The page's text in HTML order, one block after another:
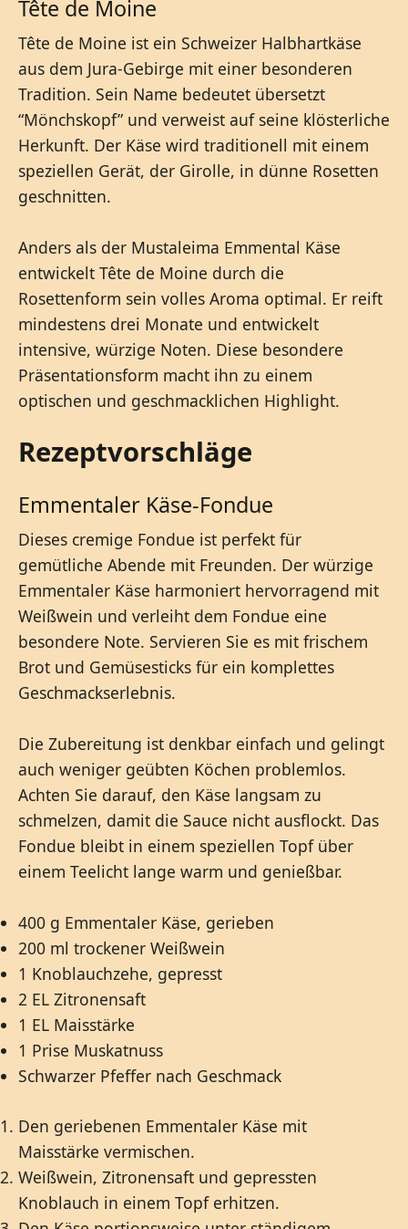
Tête de Moine
Tête de Moine ist ein Schweizer Halbhartkäse
aus dem Jura-Gebirge mit einer besonderen
Tradition. Sein Name bedeutet übersetzt
“Mönchskopf” und verweist auf seine klösterliche
Herkunft. Der Käse wird traditionell mit einem
speziellen Gerät, der Girolle, in dünne Rosetten
geschnitten.
Anders als der Mustaleima Emmental Käse
entwickelt Tête de Moine durch die
Rosettenform sein volles Aroma optimal. Er reift
mindestens drei Monate und entwickelt
intensive, würzige Noten. Diese besondere
Präsentationsform macht ihn zu einem
optischen und geschmacklichen Highlight.
Rezeptvorschläge
Emmentaler Käse-Fondue
Dieses cremige Fondue ist perfekt für
gemütliche Abende mit Freunden. Der würzige
Emmentaler Käse harmoniert hervorragend mit
Weißwein und verleiht dem Fondue eine
besondere Note. Servieren Sie es mit frischem
Brot und Gemüsesticks für ein komplettes
Geschmackserlebnis.
Die Zubereitung ist denkbar einfach und gelingt
auch weniger geübten Köchen problemlos.
Achten Sie darauf, den Käse langsam zu
schmelzen, damit die Sauce nicht ausflockt. Das
Fondue bleibt in einem speziellen Topf über
einem Teelicht lange warm und genießbar.
400 g Emmentaler Käse, gerieben
200 ml trockener Weißwein
1 Knoblauchzehe, gepresst
2 EL Zitronensaft
1 EL Maisstärke
1 Prise Muskatnuss
Schwarzer Pfeffer nach Geschmack
Den geriebenen Emmentaler Käse mit
Maisstärke vermischen.
Weißwein, Zitronensaft und gepressten
Knoblauch in einem Topf erhitzen.